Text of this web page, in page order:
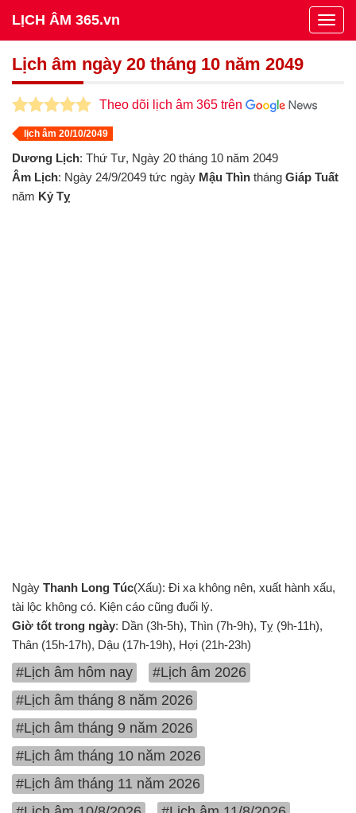
LỊCH ÂM 365.vn
Lịch âm ngày 20 tháng 10 năm 2049
Theo dõi lịch âm 365 trên
lịch âm 20/10/2049
Dương Lịch: Thứ Tư, Ngày 20 tháng 10 năm 2049
Âm Lịch: Ngày 24/9/2049 tức ngày Mậu Thìn tháng Giáp Tuất
năm Kỷ Tỵ
Ngày Thanh Long Túc(Xấu): Đi xa không nên, xuất hành xấu,
tài lộc không có. Kiện cáo cũng đuối lý.
Giờ tốt trong ngày: Dần (3h-5h), Thìn (7h-9h), Tỵ (9h-11h),
Thân (15h-17h), Dậu (17h-19h), Hợi (21h-23h)
#Lịch âm hôm nay
#Lịch âm 2026
#Lịch âm tháng 8 năm 2026
#Lịch âm tháng 9 năm 2026
#Lịch âm tháng 10 năm 2026
#Lịch âm tháng 11 năm 2026